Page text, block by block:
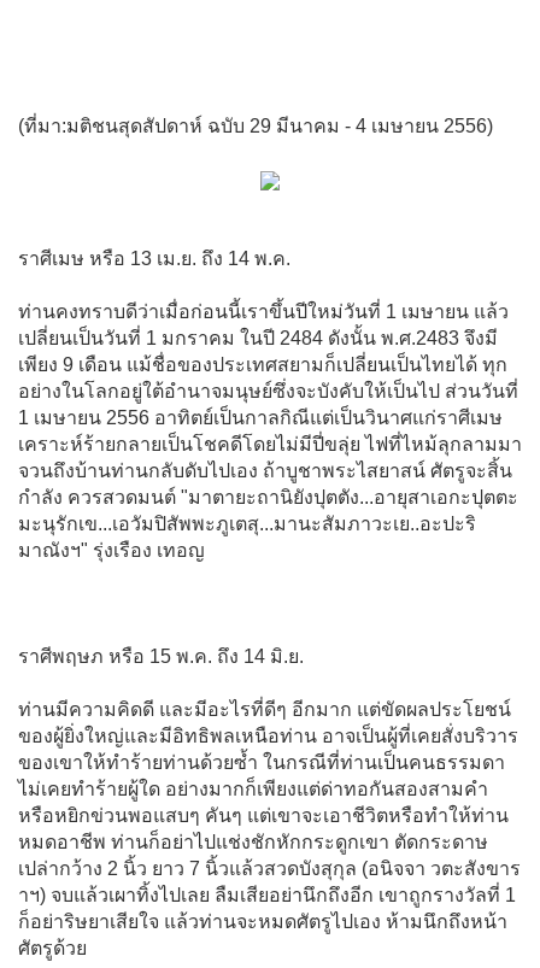
(ที่มา:มติชนสุดสัปดาห์ ฉบับ 29 มีนาคม - 4 เมษายน 2556)
ราศีเมษ หรือ 13 เม.ย. ถึง 14 พ.ค.
ท่านคงทราบดีว่าเมื่อก่อนนี้เราขึ้นปีใหม่วันที่ 1 เมษายน แล้ว
เปลี่ยนเป็นวันที่ 1 มกราคม ในปี 2484 ดังนั้น พ.ศ.2483 จึงมี
เพียง 9 เดือน แม้ชื่อของประเทศสยามก็เปลี่ยนเป็นไทยได้ ทุก
อย่างในโลกอยู่ใต้อำนาจมนุษย์ซึ่งจะบังคับให้เป็นไป ส่วนวันที่
1 เมษายน 2556 อาทิตย์เป็นกาลกิณีแต่เป็นวินาศแก่ราศีเมษ
เคราะห์ร้ายกลายเป็นโชคดีโดยไม่มีปี่ขลุ่ย ไฟที่ไหม้ลุกลามมา
จวนถึงบ้านท่านกลับดับไปเอง ถ้าบูชาพระไสยาสน์ ศัตรูจะสิ้น
กำลัง ควรสวดมนต์ "มาตายะถานิยังปุตตัง...อายุสาเอกะปุตตะ
มะนุรักเข...เอวัมปิสัพพะภูเตสุ...มานะสัมภาวะเย..อะปะริ
มาณังฯ" รุ่งเรือง เทอญ
ราศีพฤษภ หรือ 15 พ.ค. ถึง 14 มิ.ย.
ท่านมีความคิดดี และมีอะไรที่ดีๆ อีกมาก แต่ขัดผลประโยชน์
ของผู้ยิ่งใหญ่และมีอิทธิพลเหนือท่าน อาจเป็นผู้ที่เคยสั่งบริวาร
ของเขาให้ทำร้ายท่านด้วยซ้ำ ในกรณีที่ท่านเป็นคนธรรมดา
ไม่เคยทำร้ายผู้ใด อย่างมากก็เพียงแต่ด่าทอกันสองสามคำ
หรือหยิกข่วนพอแสบๆ คันๆ แต่เขาจะเอาชีวิตหรือทำให้ท่าน
หมดอาชีพ ท่านก็อย่าไปแช่งชักหักกระดูกเขา ตัดกระดาษ
เปล่ากว้าง 2 นิ้ว ยาว 7 นิ้วแล้วสวดบังสุกุล (อนิจจา วตะสังขาร
าฯ) จบแล้วเผาทิ้งไปเลย ลืมเสียอย่านึกถึงอีก เขาถูกรางวัลที่ 1
ก็อย่าริษยาเสียใจ แล้วท่านจะหมดศัตรูไปเอง ห้ามนึกถึงหน้า
ศัตรูด้วย